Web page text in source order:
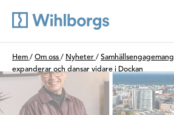
Du är här:
Hem / Om oss / Nyheter / Samhällsengagemang
expanderar och dansar vidare i Dockan